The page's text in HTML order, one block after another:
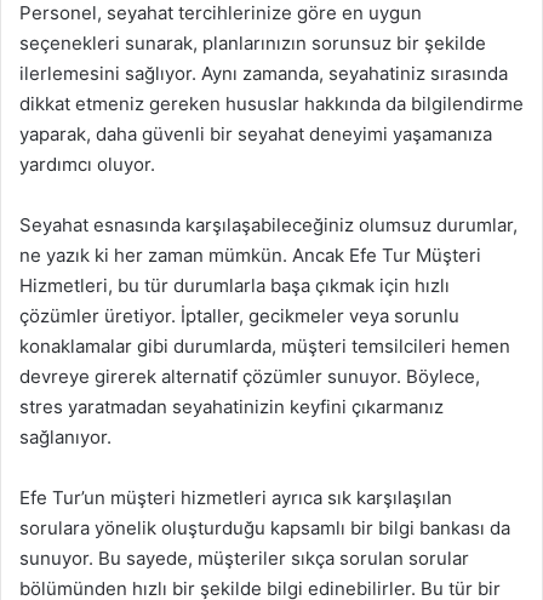
Personel, seyahat tercihlerinize göre en uygun
seçenekleri sunarak, planlarınızın sorunsuz bir şekilde
ilerlemesini sağlıyor. Aynı zamanda, seyahatiniz sırasında
dikkat etmeniz gereken hususlar hakkında da bilgilendirme
yaparak, daha güvenli bir seyahat deneyimi yaşamanıza
yardımcı oluyor.
Seyahat esnasında karşılaşabileceğiniz olumsuz durumlar,
ne yazık ki her zaman mümkün. Ancak Efe Tur Müşteri
Hizmetleri, bu tür durumlarla başa çıkmak için hızlı
çözümler üretiyor. İptaller, gecikmeler veya sorunlu
konaklamalar gibi durumlarda, müşteri temsilcileri hemen
devreye girerek alternatif çözümler sunuyor. Böylece,
stres yaratmadan seyahatinizin keyfini çıkarmanız
sağlanıyor.
Efe Tur’un müşteri hizmetleri ayrıca sık karşılaşılan
sorulara yönelik oluşturduğu kapsamlı bir bilgi bankası da
sunuyor. Bu sayede, müşteriler sıkça sorulan sorular
bölümünden hızlı bir şekilde bilgi edinebilirler. Bu tür bir